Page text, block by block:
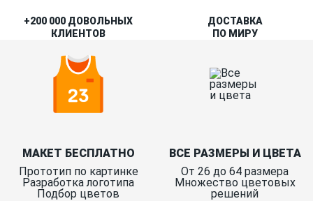
+200 000 ДОВОЛЬНЫХ
КЛИЕНТОВ
ДОСТАВКА
ПО МИРУ
МАКЕТ БЕСПЛАТНО
Прототип по картинке
Разработка логотипа
Подбор цветов
ВСЕ РАЗМЕРЫ И ЦВЕТА
От 26 до 64 размера
Множество цветовых
решений